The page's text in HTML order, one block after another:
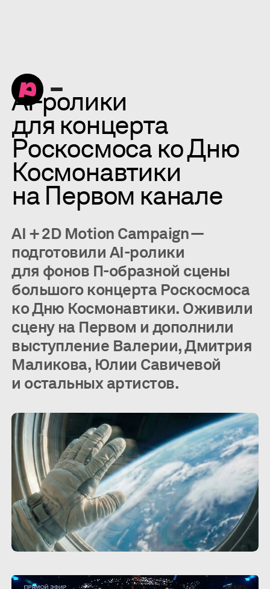
AI-ролики
для концерта
Роскосмоса ко Дню
Космонавтики
на Первом канале
AI + 2D Motion Campaign —
подготовили AI-ролики
для фонов П-образной сцены
большого концерта Роскосмоса
ко Дню Космонавтики. Оживили
сцену на Первом и дополнили
выступление Валерии, Дмитрия
Маликова, Юлии Савичевой
и остальных артистов.